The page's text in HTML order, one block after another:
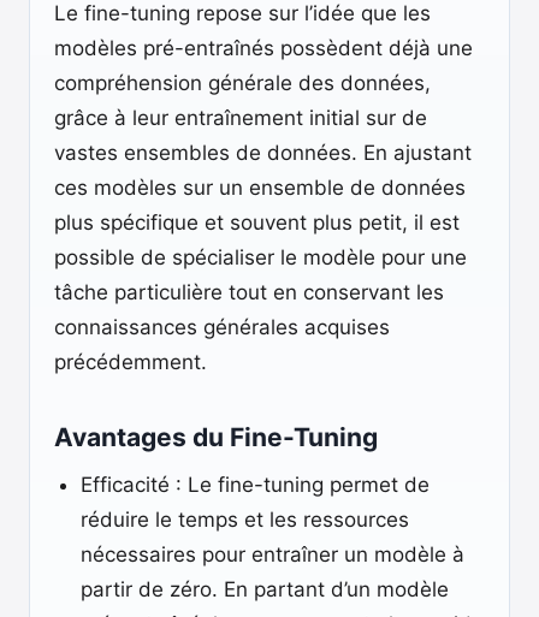
Le fine-tuning repose sur l’idée que les
modèles pré-entraînés possèdent déjà une
compréhension générale des données,
grâce à leur entraînement initial sur de
vastes ensembles de données. En ajustant
ces modèles sur un ensemble de données
plus spécifique et souvent plus petit, il est
possible de spécialiser le modèle pour une
tâche particulière tout en conservant les
connaissances générales acquises
précédemment.
Avantages du Fine-Tuning
Efficacité : Le fine-tuning permet de
réduire le temps et les ressources
nécessaires pour entraîner un modèle à
partir de zéro. En partant d’un modèle